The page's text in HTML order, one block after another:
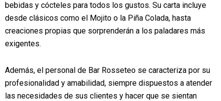
bebidas y cócteles para todos los gustos. Su carta incluye
desde clásicos como el Mojito o la Piña Colada, hasta
creaciones propias que sorprenderán a los paladares más
exigentes.
Además, el personal de Bar Rosseteo se caracteriza por su
profesionalidad y amabilidad, siempre dispuestos a atender
las necesidades de sus clientes y hacer que se sientan